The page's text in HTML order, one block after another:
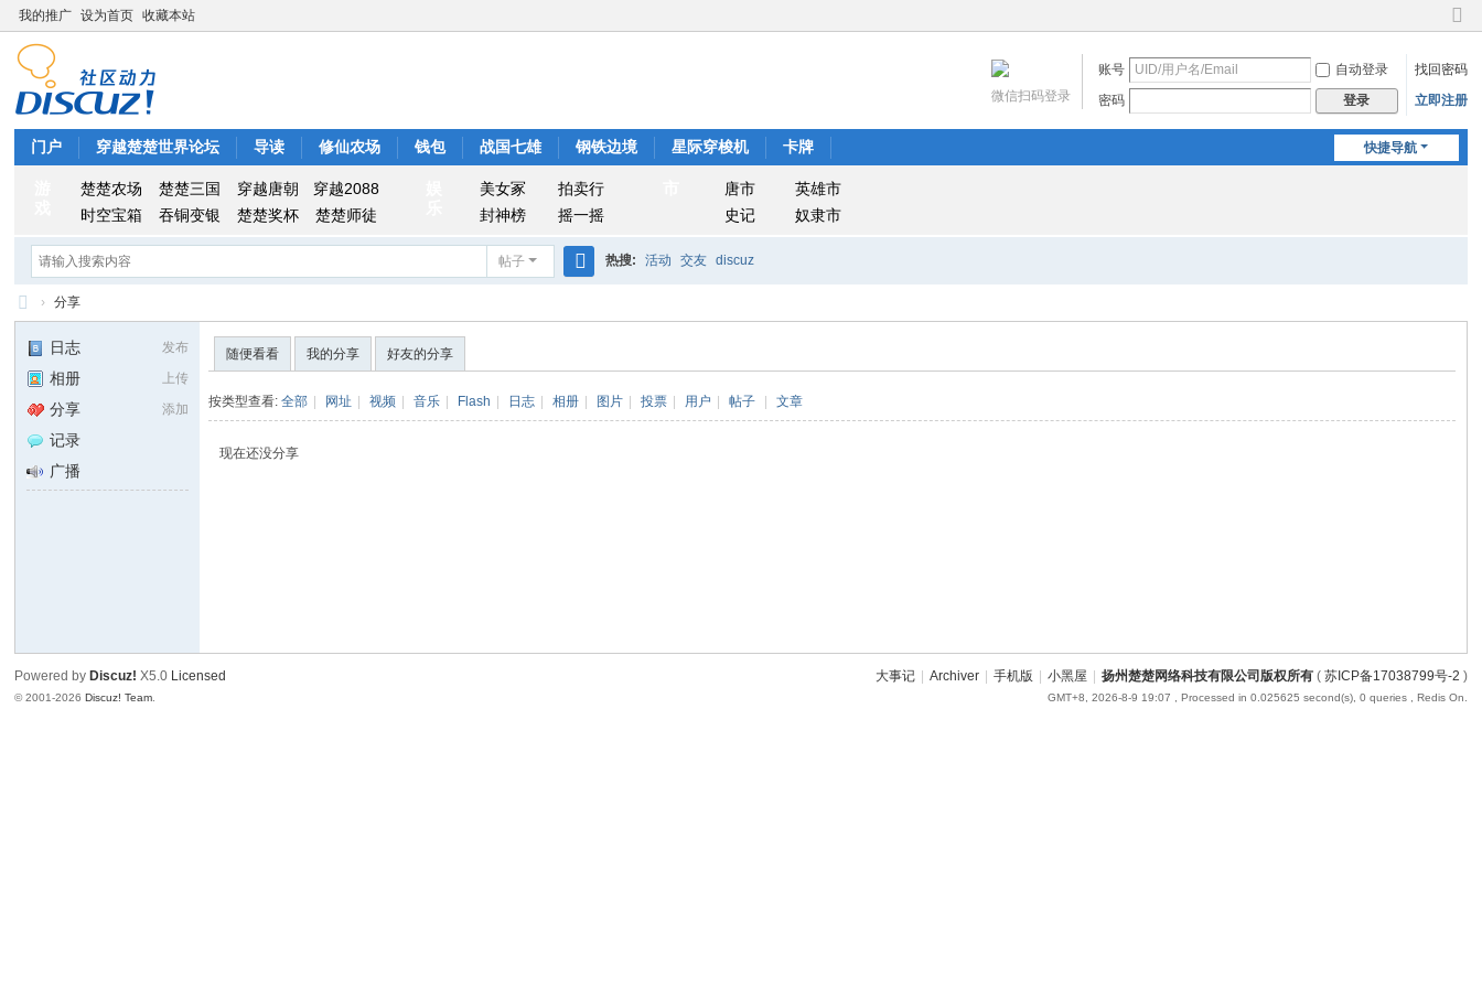
我的推广 设为首页 收藏本站
切
到
窄
账号 自动登录
找回密码
密码
登录 立即注册
微信扫码登录
快捷导航
门户 穿越楚楚世界论坛 导读 修仙农场 钱包 战国七雄 钢铁边境 星际穿梭机 卡牌
楚楚农场 楚楚三国 穿越唐朝
穿越2088
时空宝箱
吞铜变银 楚楚奖杯 楚楚师徒
美女冢
拍卖行
封神榜
摇一摇
唐市
英雄市
史记
奴隶市
帖子
索
热搜: 活动 交友 discuz
越
楚
界
› 分享
发布
日志
上传
相册
添加
分享
记录
广播
随便看看 我的分享 好友的分享
按类型查看:全部 网址 视频 音乐 Flash 日志 相册 图片 投票 用户 帖子 文章
现在还没分享
大事记 Archiver 手机版 小黑屋 扬州楚楚网络科技有限公司版权所有( 苏ICP备17038799号-2 )
GMT+8, 2026-8-9 19:07 , Processed in 0.025625 second(s), 0 queries , Redis On.
Powered by Discuz! X5.0 Licensed
© 2001-2026Discuz! Team